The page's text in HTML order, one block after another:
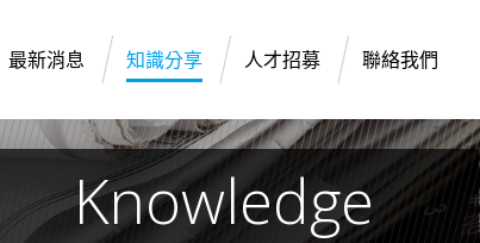
最新消息 知識分享 人才招募 聯絡我們
Knowledge